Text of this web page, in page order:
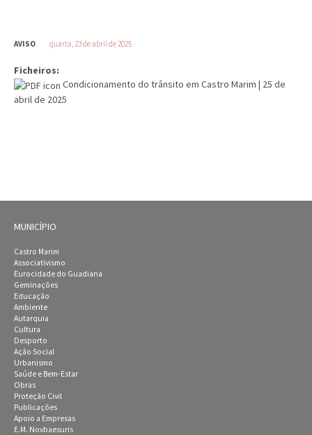
AVISO quarta, 23 de abril de 2025
Ficheiros:
Condicionamento do trânsito em Castro Marim | 25 de
abril de 2025
MUNICÍPIO
Castro Marim
Associativismo
Eurocidade do Guadiana
Geminações
Educação
Ambiente
Autarquia
Cultura
Desporto
Ação Social
Urbanismo
Saúde e Bem-Estar
Obras
Proteção Civil
Publicações
Apoio a Empresas
E.M. Novbaesuris